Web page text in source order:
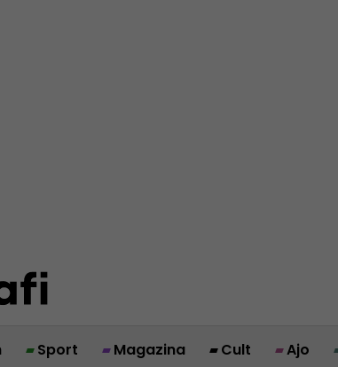
Sport Magazina Cult Ajo